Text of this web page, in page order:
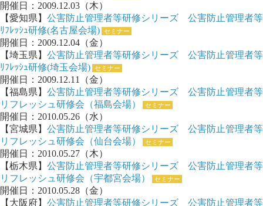
開催日：2009.12.03（木）
【愛知県】 公害防止管理者等研修シリーズ 公害防止管理者等
ﾘﾌﾚｯｼｭ研修(名古屋会場) セミナー
開催日：2009.12.04（金）
【埼玉県】 公害防止管理者等研修シリーズ 公害防止管理者等
ﾘﾌﾚｯｼｭ研修(埼玉会場) セミナー
開催日：2009.12.11（金）
【福島県】 公害防止管理者等研修シリーズ 公害防止管理者等
リフレッシュ研修会（福島会場）
セミナー
開催日：2010.05.26（水）
【宮城県】 公害防止管理者等研修シリーズ 公害防止管理者等
リフレッシュ研修会（仙台会場）
セミナー
開催日：2010.05.27（木）
【栃木県】 公害防止管理者等研修シリーズ 公害防止管理者等
リフレッシュ研修会（宇都宮会場）
セミナー
開催日：2010.05.28（金）
【大阪府】 公害防止管理者等研修シリーズ 公害防止管理者等